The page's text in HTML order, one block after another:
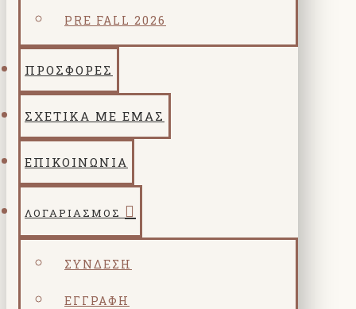
PRE FALL 2026
ΠΡΟΣΦΟΡΕΣ
ΣΧΕΤΙΚΑ ΜΕ ΕΜΑΣ
ΕΠΙΚΟΙΝΩΝΙΑ
ΛΟΓΑΡΙΑΣΜΌΣ
ΣΎΝΔΕΣΗ
ΕΓΓΡΑΦΉ